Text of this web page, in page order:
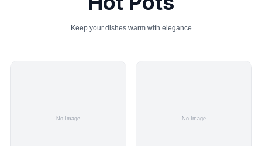
Keep your dishes warm with elegance